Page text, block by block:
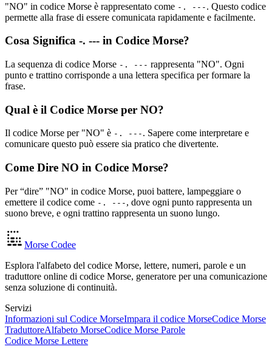
"NO" in codice Morse è rappresentato come -. --- . Questo codice
permette alla frase di essere comunicata rapidamente e facilmente.
Cosa Significa -. --- in Codice Morse?
La sequenza di codice Morse -. --- rappresenta "NO". Ogni
punto e trattino corrisponde a una lettera specifica per formare la
frase.
Qual è il Codice Morse per NO?
Il codice Morse per "NO" è -. --- . Sapere come interpretare e
comunicare questo può essere sia pratico che divertente.
Come Dire NO in Codice Morse?
Per “dire” "NO" in codice Morse, puoi battere, lampeggiare o
emettere il codice come -. --- , dove ogni punto rappresenta un
suono breve, e ogni trattino rappresenta un suono lungo.
Morse Codee
Esplora l'alfabeto del codice Morse, lettere, numeri, parole e un
traduttore online di codice Morse, generatore per una comunicazione
senza soluzione di continuità.
Servizi
Informazioni sul Codice MorseImpara il codice MorseCodice Morse
TraduttoreAlfabeto MorseCodice Morse Parole
Codice Morse Lettere